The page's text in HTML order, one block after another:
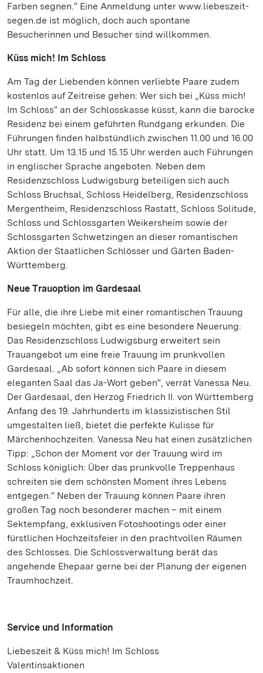
Farben segnen.“ Eine Anmeldung unter www.liebeszeit-
segen.de ist möglich, doch auch spontane
Besucherinnen und Besucher sind willkommen.
Küss mich! Im Schloss
Am Tag der Liebenden können verliebte Paare zudem
kostenlos auf Zeitreise gehen: Wer sich bei „Küss mich!
Im Schloss“ an der Schlosskasse küsst, kann die barocke
Residenz bei einem geführten Rundgang erkunden. Die
Führungen finden halbstündlich zwischen 11.00 und 16.00
Uhr statt. Um 13.15 und 15.15 Uhr werden auch Führungen
in englischer Sprache angeboten. Neben dem
Residenzschloss Ludwigsburg beteiligen sich auch
Schloss Bruchsal, Schloss Heidelberg, Residenzschloss
Mergentheim, Residenzschloss Rastatt, Schloss Solitude,
Schloss und Schlossgarten Weikersheim sowie der
Schlossgarten Schwetzingen an dieser romantischen
Aktion der Staatlichen Schlösser und Gärten Baden-
Württemberg.
Neue Trauoption im Gardesaal
Für alle, die ihre Liebe mit einer romantischen Trauung
besiegeln möchten, gibt es eine besondere Neuerung:
Das Residenzschloss Ludwigsburg erweitert sein
Trauangebot um eine freie Trauung im prunkvollen
Gardesaal. „Ab sofort können sich Paare in diesem
eleganten Saal das Ja-Wort geben“, verrät Vanessa Neu.
Der Gardesaal, den Herzog Friedrich II. von Württemberg
Anfang des 19. Jahrhunderts im klassizistischen Stil
umgestalten ließ, bietet die perfekte Kulisse für
Märchenhochzeiten. Vanessa Neu hat einen zusätzlichen
Tipp: „Schon der Moment vor der Trauung wird im
Schloss königlich: Über das prunkvolle Treppenhaus
schreiten sie dem schönsten Moment ihres Lebens
entgegen.“ Neben der Trauung können Paare ihren
großen Tag noch besonderer machen – mit einem
Sektempfang, exklusiven Fotoshootings oder einer
fürstlichen Hochzeitsfeier in den prachtvollen Räumen
des Schlosses. Die Schlossverwaltung berät das
angehende Ehepaar gerne bei der Planung der eigenen
Traumhochzeit.
Service und Information
Liebeszeit & Küss mich! Im Schloss
Valentinsaktionen